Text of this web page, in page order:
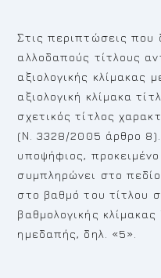
Στις περιπτώσεις που
αλλοδαπούς τίτλους
αξιολογικής κλίμακας
αξιολογική κλίμακα
σχετικός τίτλος
(Ν. 3328/2005 άρθρο
υποψήφιος,
συμπληρώνει στο
στο βαθμό του τίτλου
βαθμολογικής
ημεδαπής, δηλ. «5».